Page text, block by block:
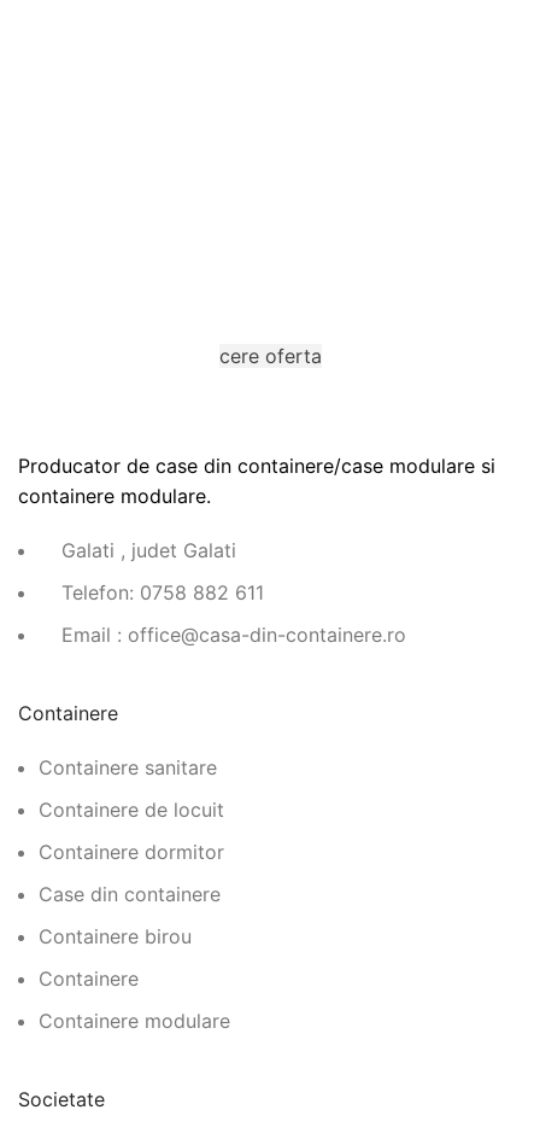
cere oferta
Producator de case din containere/case modulare si
containere modulare.
Galati , judet Galati
Telefon: 0758 882 611
Email : office@casa-din-containere.ro
Containere
Containere sanitare
Containere de locuit
Containere dormitor
Case din containere
Containere birou
Containere
Containere modulare
Societate